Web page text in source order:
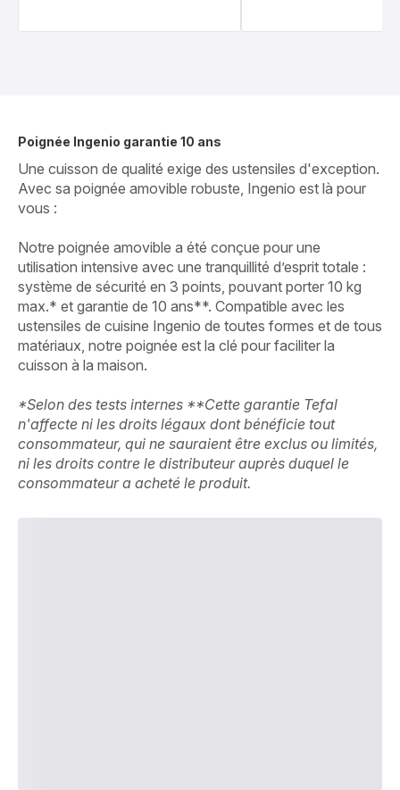
Poignée Ingenio garantie 10 ans
Une cuisson de qualité exige des ustensiles d'exception.
Avec sa poignée amovible robuste, Ingenio est là pour
vous :
Notre poignée amovible a été conçue pour une
utilisation intensive avec une tranquillité d’esprit totale :
système de sécurité en 3 points, pouvant porter 10 kg
max.* et garantie de 10 ans**. Compatible avec les
ustensiles de cuisine Ingenio de toutes formes et de tous
matériaux, notre poignée est la clé pour faciliter la
cuisson à la maison.
*Selon des tests internes **Cette garantie Tefal
n'affecte ni les droits légaux dont bénéficie tout
consommateur, qui ne sauraient être exclus ou limités,
ni les droits contre le distributeur auprès duquel le
consommateur a acheté le produit.